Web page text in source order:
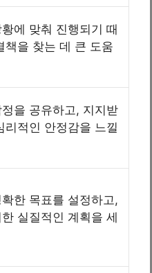
에 맞춰 진행되기 때
책을 찾는 데 큰 도움
을 공유하고, 지지받
리적인 안정감을 느낄
한 목표를 설정하고,
실질적인 계획을 세